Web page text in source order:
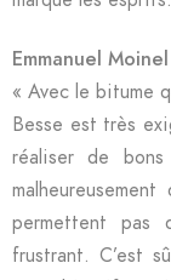
Emmanuel
« Avec le bitume
Besse est très
réaliser de
permettent pas
frustrant. C’est